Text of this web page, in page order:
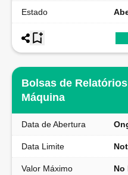
Estado
Bolsas de
Máquina
Data de Abertura
Data Limite
Valor Máximo No